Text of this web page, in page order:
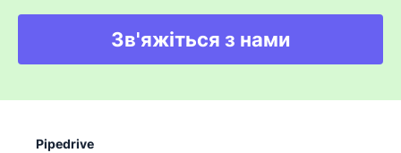
Зв'яжіться з нами
Pipedrive